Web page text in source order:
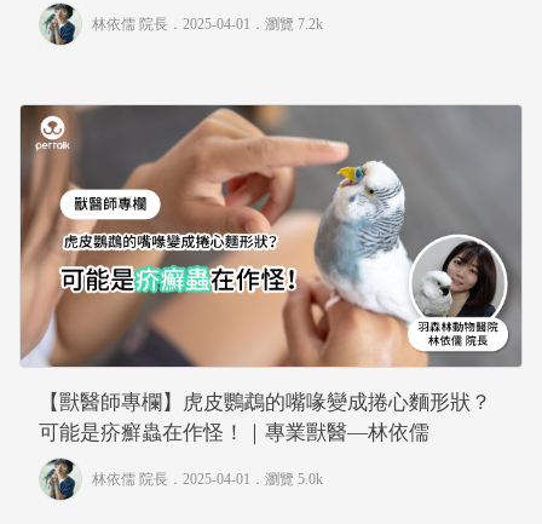
林依儒 院長 ．2025-04-01． 瀏覽 7.2k
【獸醫師專欄】虎皮鸚鵡的嘴喙變成捲心麵形狀？
可能是疥癬蟲在作怪！｜專業獸醫—林依儒
林依儒 院長 ．2025-04-01． 瀏覽 5.0k